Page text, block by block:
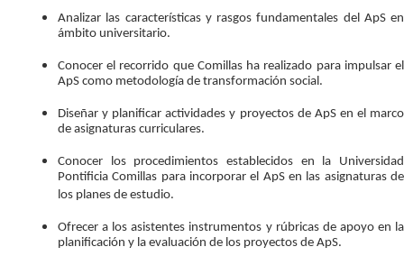
Analizar las características y rasgos fundamentales del ApS en
ámbito universitario.
Conocer el recorrido que Comillas ha realizado para impulsar el
ApS como metodología de transformación social.
Diseñar y planificar actividades y proyectos de ApS en el marco
de asignaturas curriculares.
Conocer los procedimientos establecidos en la Universidad
Pontificia Comillas para incorporar el ApS en las asignaturas de
los planes de estudio.
Ofrecer a los asistentes instrumentos y rúbricas de apoyo en la
planificación y la evaluación de los proyectos de ApS.